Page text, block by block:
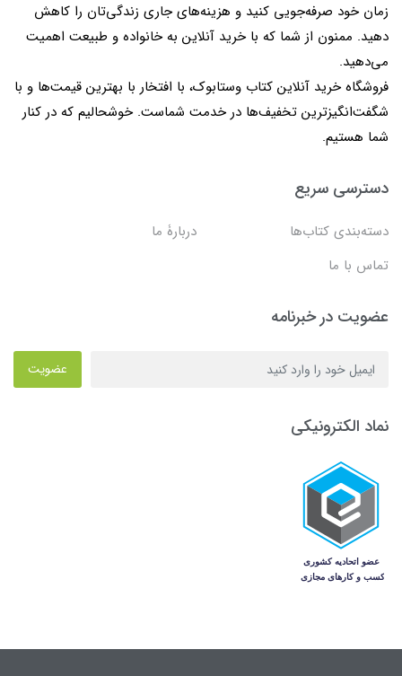
زمان خود صرفه‌جویی کنید و هزینه‌های جاری زندگی‌تان را کاهش
دهید. ممنون از شما که با خرید آنلاین به خانواده و طبیعت اهمیت
می‌دهید.
فروشگاه خرید آنلاین کتاب وستابوک، با افتخار با بهترین قیمت‌ها و با
شگفت‌انگیزترین تخفیف‌ها در خدمت شماست. خوشحالیم که در کنار
شما هستیم.
دسترسی سریع
دسته‌بندی کتاب‌ها
دربارۀ ما
تماس با ما
عضویت در خبرنامه
عضویت
نماد الکترونیکی